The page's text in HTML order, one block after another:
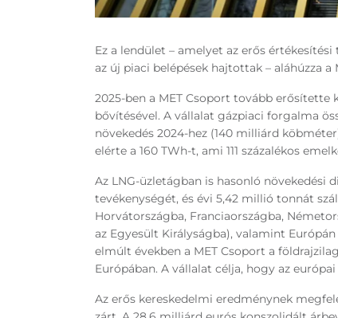
Ez a lendület – amelyet az erős
az új piaci belépések hajtottak – aláhúzza
2025-ben a MET Csoport tovább
bővítésével. A vállalat gázpiaci forgalma
növekedés 2024-hez (140 milliárd
elérte a 160 TWh-t, ami 111 százalékos
Az LNG-üzletágban is hasonló
tevékenységét, és évi 5,42 millió tonnát
Horvátországba, Franciaországba,
az Egyesült Királyságba), valamint
elmúlt években a MET Csoport a
Európában. A vállalat célja, hogy az
Az erős kereskedelmi eredménynek